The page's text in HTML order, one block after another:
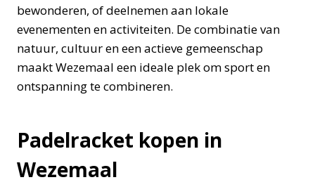
bewonderen, of deelnemen aan lokale
evenementen en activiteiten. De combinatie van
natuur, cultuur en een actieve gemeenschap
maakt Wezemaal een ideale plek om sport en
ontspanning te combineren.
Padelracket kopen in
Wezemaal